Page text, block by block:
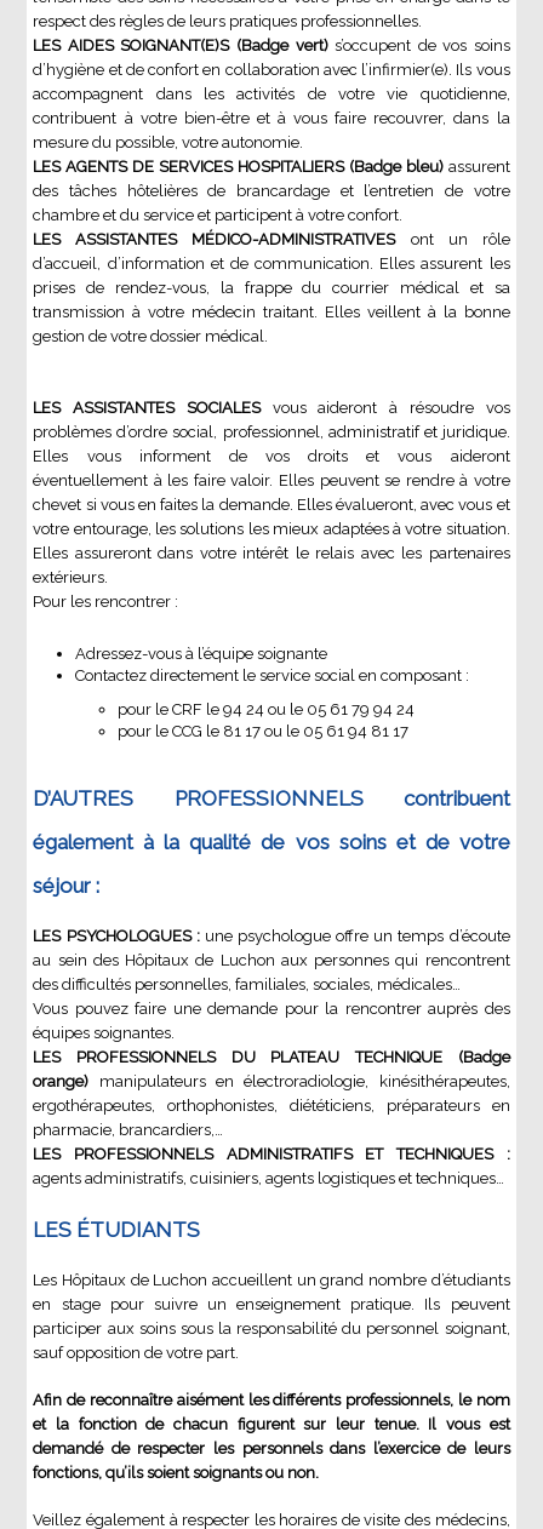
respect des règles de leurs pratiques professionnelles.
LES AIDES SOIGNANT(E)S (Badge vert)s’occupent de vos soins
d’hygiène et de confort en collaboration avec l’infirmier(e). Ils vous
accompagnent dans les activités de votre vie quotidienne,
contribuent à votre bien-être et à vous faire recouvrer, dans la
mesure du possible, votre autonomie.
LES AGENTS DE SERVICES HOSPITALIERS (Badge bleu)assurent
des tâches hôtelières de brancardage et l’entretien de votre
chambre et du service et participent à votre confort.
LES ASSISTANTES MÉDICO-ADMINISTRATIVESont un rôle
d’accueil, d’information et de communication. Elles assurent les
prises de rendez-vous, la frappe du courrier médical et sa
transmission à votre médecin traitant. Elles veillent à la bonne
gestion de votre dossier médical.
LES ASSISTANTES SOCIALESvous aideront à résoudre vos
problèmes d’ordre social, professionnel, administratif et juridique.
Elles vous informent de vos droits et vous aideront
éventuellement à les faire valoir. Elles peuvent se rendre à votre
chevet si vous en faites la demande. Elles évalueront, avec vous et
votre entourage, les solutions les mieux adaptées à votre situation.
Elles assureront dans votre intérêt le relais avec les partenaires
extérieurs.
Pour les rencontrer :
Adressez-vous à l’équipe soignante
Contactez directement le service social en composant :
pour le CRF le 94 24 ou le 05 61 79 94 24
pour le CCG le 81 17 ou le 05 61 94 81 17
D’AUTRES PROFESSIONNELScontribuent
également à la qualité de vos soins et de votre
séjour :
LES PSYCHOLOGUES :une psychologue offre un temps d’écoute
au sein des Hôpitaux de Luchon aux personnes qui rencontrent
des difficultés personnelles, familiales, sociales, médicales…
Vous pouvez faire une demande pour la rencontrer auprès des
équipes soignantes.
LES PROFESSIONNELS DU PLATEAU TECHNIQUE (Badge
orange) manipulateurs en électroradiologie, kinésithérapeutes,
ergothérapeutes, orthophonistes, diététiciens, préparateurs en
pharmacie, brancardiers,…
LES PROFESSIONNELS ADMINISTRATIFS ET TECHNIQUES :
agents administratifs, cuisiniers, agents logistiques et techniques…
LES ÉTUDIANTS
Les Hôpitaux de Luchon accueillent un grand nombre d’étudiants
en stage pour suivre un enseignement pratique. Ils peuvent
participer aux soins sous la responsabilité du personnel soignant,
sauf opposition de votre part.
Afin de reconnaître aisément les différents professionnels, le nom
et la fonction de chacun figurent sur leur tenue. Il vous est
demandé de respecter les personnels dans l’exercice de leurs
fonctions, qu’ils soient soignants ou non.
Veillez également à respecter les horaires de visite des médecins,